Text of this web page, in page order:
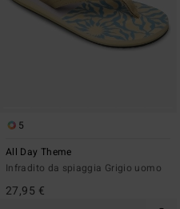
5
All Day Theme
Infradito da spiaggia Grigio uomo
27,95 €